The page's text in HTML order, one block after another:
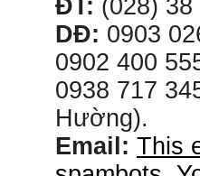
ĐT: (028)
DĐ: 0903
0902 400
0938 717
Hường).
Email: This